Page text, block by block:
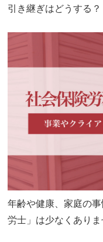
引き継ぎはどうする？
年齢や健康、家庭の
労士」は少なくありま